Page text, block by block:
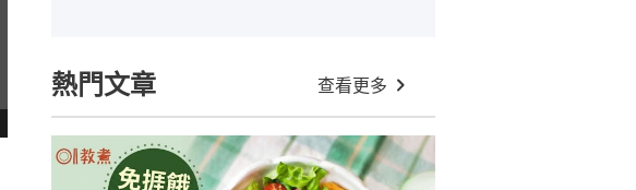
熱門文章 查看更多